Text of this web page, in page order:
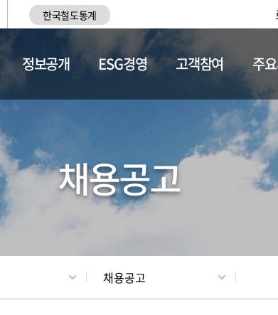
한국철도통계
채용정보
정보공개 ESG경영 고객참여 주
채용공고
채용공고